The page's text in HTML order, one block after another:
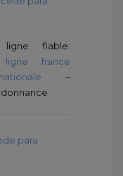
fiable:
france
–
para